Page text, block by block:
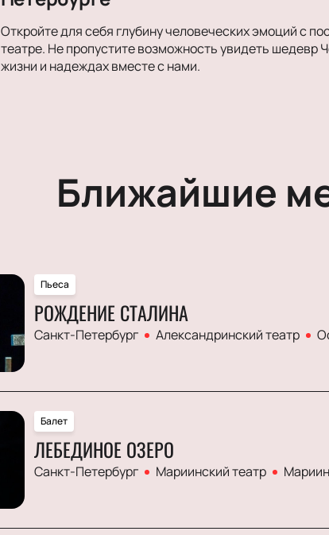
Откройте для себя глубину человеческих эмоций с
театре. Не пропустите возможность увидеть шедевр
жизни и надеждах вместе с нами.
Ближайшие
Пьеса
РОЖДЕНИЕ СТАЛИНА
Санкт-Петербург Александринский театр
Балет
ЛЕБЕДИНОЕ ОЗЕРО
Санкт-Петербург Мариинский театр